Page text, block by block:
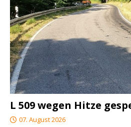
L 509 wegen Hitze
07. August 2026